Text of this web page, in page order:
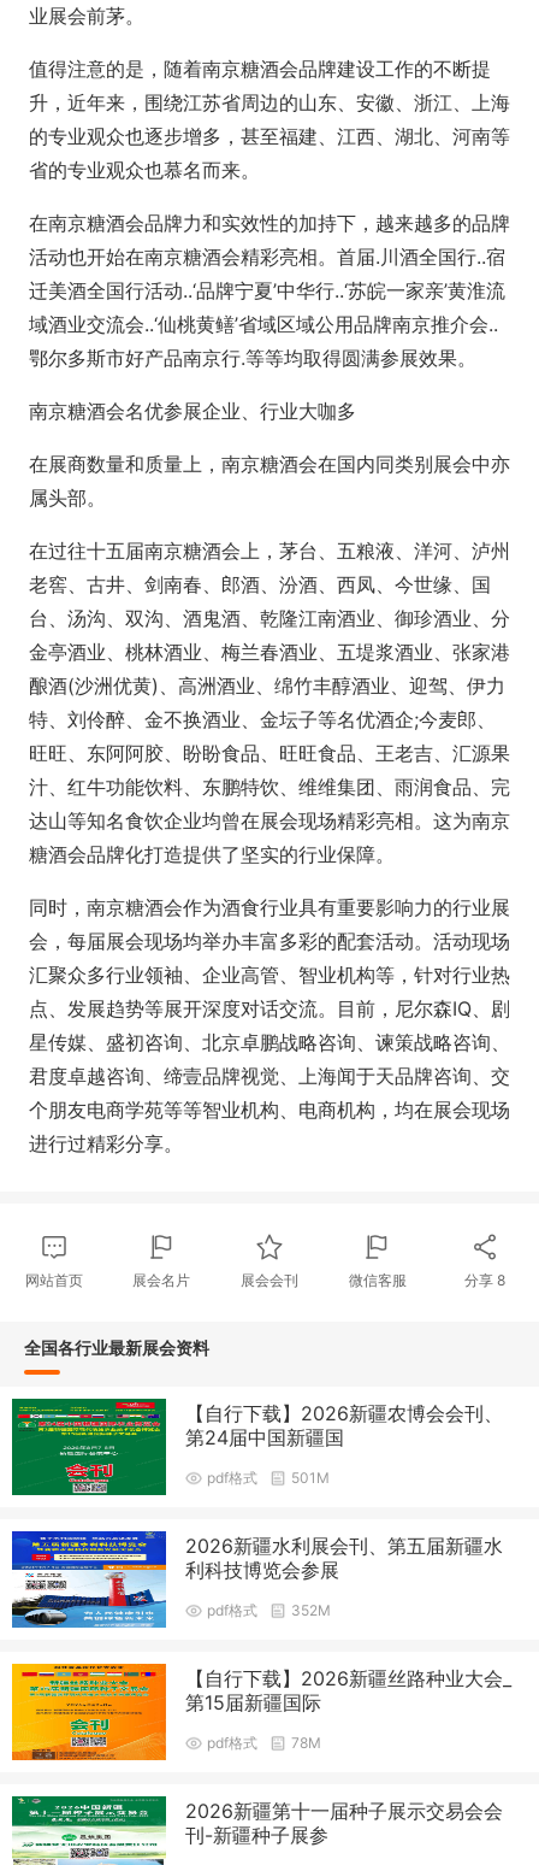
业展会前茅。
值得注意的是，随着南京糖酒会品牌建设工作的不断提
升，近年来，围绕江苏省周边的山东、安徽、浙江、上海
的专业观众也逐步增多，甚至福建、江西、湖北、河南等
省的专业观众也慕名而来。
在南京糖酒会品牌力和实效性的加持下，越来越多的品牌
活动也开始在南京糖酒会精彩亮相。首届.川酒全国行..宿
迁美酒全国行活动..‘品牌宁夏’中华行..‘苏皖一家亲’黄淮流
域酒业交流会..‘仙桃黄鳝’省域区域公用品牌南京推介会..
鄂尔多斯市好产品南京行.等等均取得圆满参展效果。
南京糖酒会名优参展企业、行业大咖多
在展商数量和质量上，南京糖酒会在国内同类别展会中亦
属头部。
在过往十五届南京糖酒会上，茅台、五粮液、洋河、泸州
老窖、古井、剑南春、郎酒、汾酒、西凤、今世缘、国
台、汤沟、双沟、酒鬼酒、乾隆江南酒业、御珍酒业、分
金亭酒业、桃林酒业、梅兰春酒业、五堤浆酒业、张家港
酿酒(沙洲优黄)、高洲酒业、绵竹丰醇酒业、迎驾、伊力
特、刘伶醉、金不换酒业、金坛子等名优酒企;今麦郎、
旺旺、东阿阿胶、盼盼食品、旺旺食品、王老吉、汇源果
汁、红牛功能饮料、东鹏特饮、维维集团、雨润食品、完
达山等知名食饮企业均曾在展会现场精彩亮相。这为南京
糖酒会品牌化打造提供了坚实的行业保障。
同时，南京糖酒会作为酒食行业具有重要影响力的行业展
会，每届展会现场均举办丰富多彩的配套活动。活动现场
汇聚众多行业领袖、企业高管、智业机构等，针对行业热
点、发展趋势等展开深度对话交流。目前，尼尔森IQ、剧
星传媒、盛初咨询、北京卓鹏战略咨询、谏策战略咨询、
君度卓越咨询、缔壹品牌视觉、上海闻于天品牌咨询、交
个朋友电商学苑等等智业机构、电商机构，均在展会现场
进行过精彩分享。
网站首页 展会名片 展会会刊 微信客服 分享8
全国各行业最新展会资料
【自行下载】2026新疆农博会会刊、
第24届中国新疆国
pdf格式 501M
2026新疆水利展会刊、第五届新疆水
利科技博览会参展
pdf格式 352M
【自行下载】2026新疆丝路种业大会_
第15届新疆国际
pdf格式 78M
2026新疆第十一届种子展示交易会会
刊-新疆种子展参